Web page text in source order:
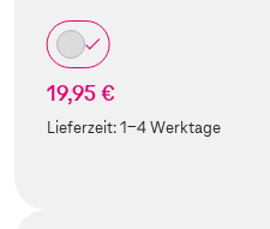
19,95 €
Lieferzeit:1-4 Werktage